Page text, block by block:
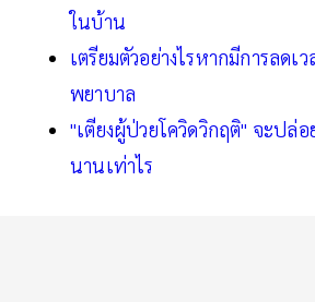
ในบ้าน
เตรียมตัวอย่างไรหากมีการลดเ
พยาบาล
"เตียงผู้ป่วยโควิดวิกฤติ" จะปล่
นานเท่าไร